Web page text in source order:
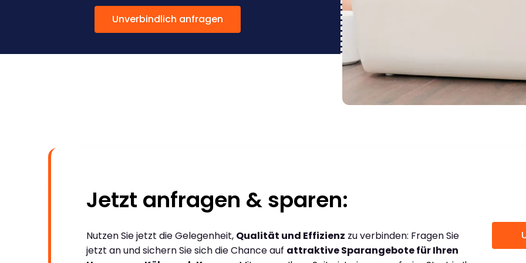
Unverbindlich anfragen
Jetzt anfragen & sparen:
Nutzen Sie jetzt die Gelegenheit, Qualität und Effizienz zu verbinden: Fragen Sie
jetzt an und sichern Sie sich die Chance auf attraktive Sparangebote für Ihren